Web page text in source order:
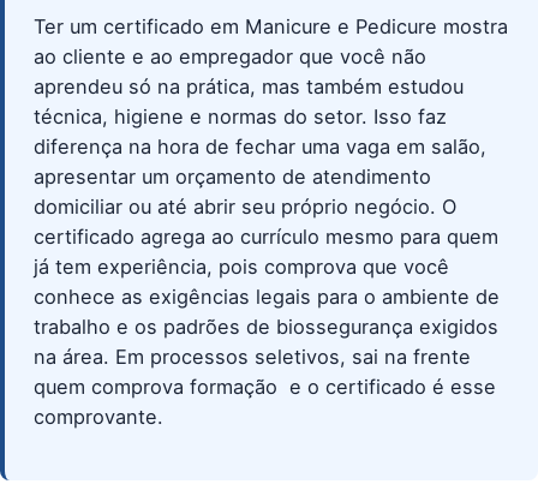
Ter um certificado em Manicure e Pedicure mostra
ao cliente e ao empregador que você não
aprendeu só na prática, mas também estudou
técnica, higiene e normas do setor. Isso faz
diferença na hora de fechar uma vaga em salão,
apresentar um orçamento de atendimento
domiciliar ou até abrir seu próprio negócio. O
certificado agrega ao currículo mesmo para quem
já tem experiência, pois comprova que você
conhece as exigências legais para o ambiente de
trabalho e os padrões de biossegurança exigidos
na área. Em processos seletivos, sai na frente
quem comprova formação  e o certificado é esse
comprovante.